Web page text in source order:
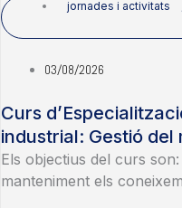
jornades i activitats
03/08/2026
Curs
industrial: Gestió del
Els objectius del curs
manteniment els